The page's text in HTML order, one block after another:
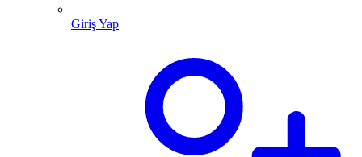
Giriş Yap